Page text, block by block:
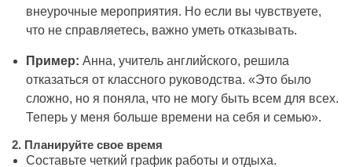
внеурочные мероприятия. Но если вы чувствуете,
что не справляетесь, важно уметь отказывать.
Пример: Анна, учитель английского, решила
отказаться от классного руководства. «Это было
сложно, но я поняла, что не могу быть всем для всех.
Теперь у меня больше времени на себя и семью».
2. Планируйте свое время
Составьте четкий график работы и отдыха.